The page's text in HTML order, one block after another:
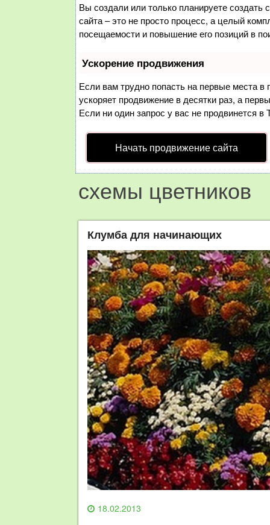
Вы создали или только планируете создать
сайта – это не просто процесс, а целый
посещаемости и повышение его позиций в
Ускорение продвижения
Если вам трудно попасть на первые места в
ускоряет продвижение в десятки раз, а
Если ни один запрос у вас не продвинется в
Начать продвижение сайта
схемы цветников
Клумба для начинающих
18.02.2013